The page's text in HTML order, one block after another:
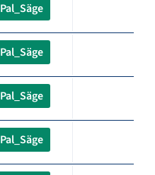
Pal_Säge
Pal_Säge
Pal_Säge
Pal_Säge